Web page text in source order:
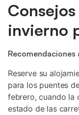
invierno
Recomendaciones
Reserve su
para los puentes
febrero, cuando la
estado de las